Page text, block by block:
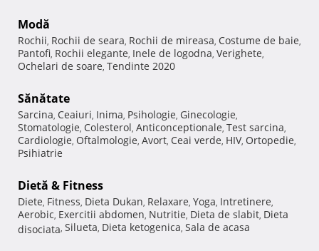
Modă
Rochii, Rochii de seara, Rochii de mireasa, Costume de baie,
Pantofi, Rochii elegante, Inele de logodna, Verighete,
Ochelari de soare, Tendinte 2020
Sănătate
Sarcina, Ceaiuri, Inima, Psihologie, Ginecologie,
Stomatologie, Colesterol, Anticonceptionale, Test sarcina,
Cardiologie, Oftalmologie, Avort, Ceai verde, HIV, Ortopedie,
Psihiatrie
Dietă & Fitness
Diete, Fitness, Dieta Dukan, Relaxare, Yoga, Intretinere,
Aerobic, Exercitii abdomen, Nutritie, Dieta de slabit, Dieta
disociata, Silueta, Dieta ketogenica, Sala de acasa